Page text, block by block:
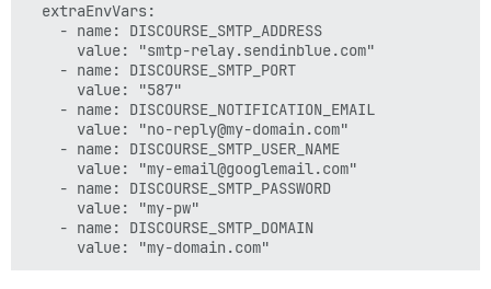
  extraEnvVars:
    - name: DISCOURSE_SMTP_ADDRESS
      value: "smtp-relay.sendinblue.com"
    - name: DISCOURSE_SMTP_PORT
      value: "587"
    - name: DISCOURSE_NOTIFICATION_EMAIL
      value: "no-reply@my-domain.com"
    - name: DISCOURSE_SMTP_USER_NAME
      value: "my-email@googlemail.com"
    - name: DISCOURSE_SMTP_PASSWORD
      value: "my-pw"
    - name: DISCOURSE_SMTP_DOMAIN